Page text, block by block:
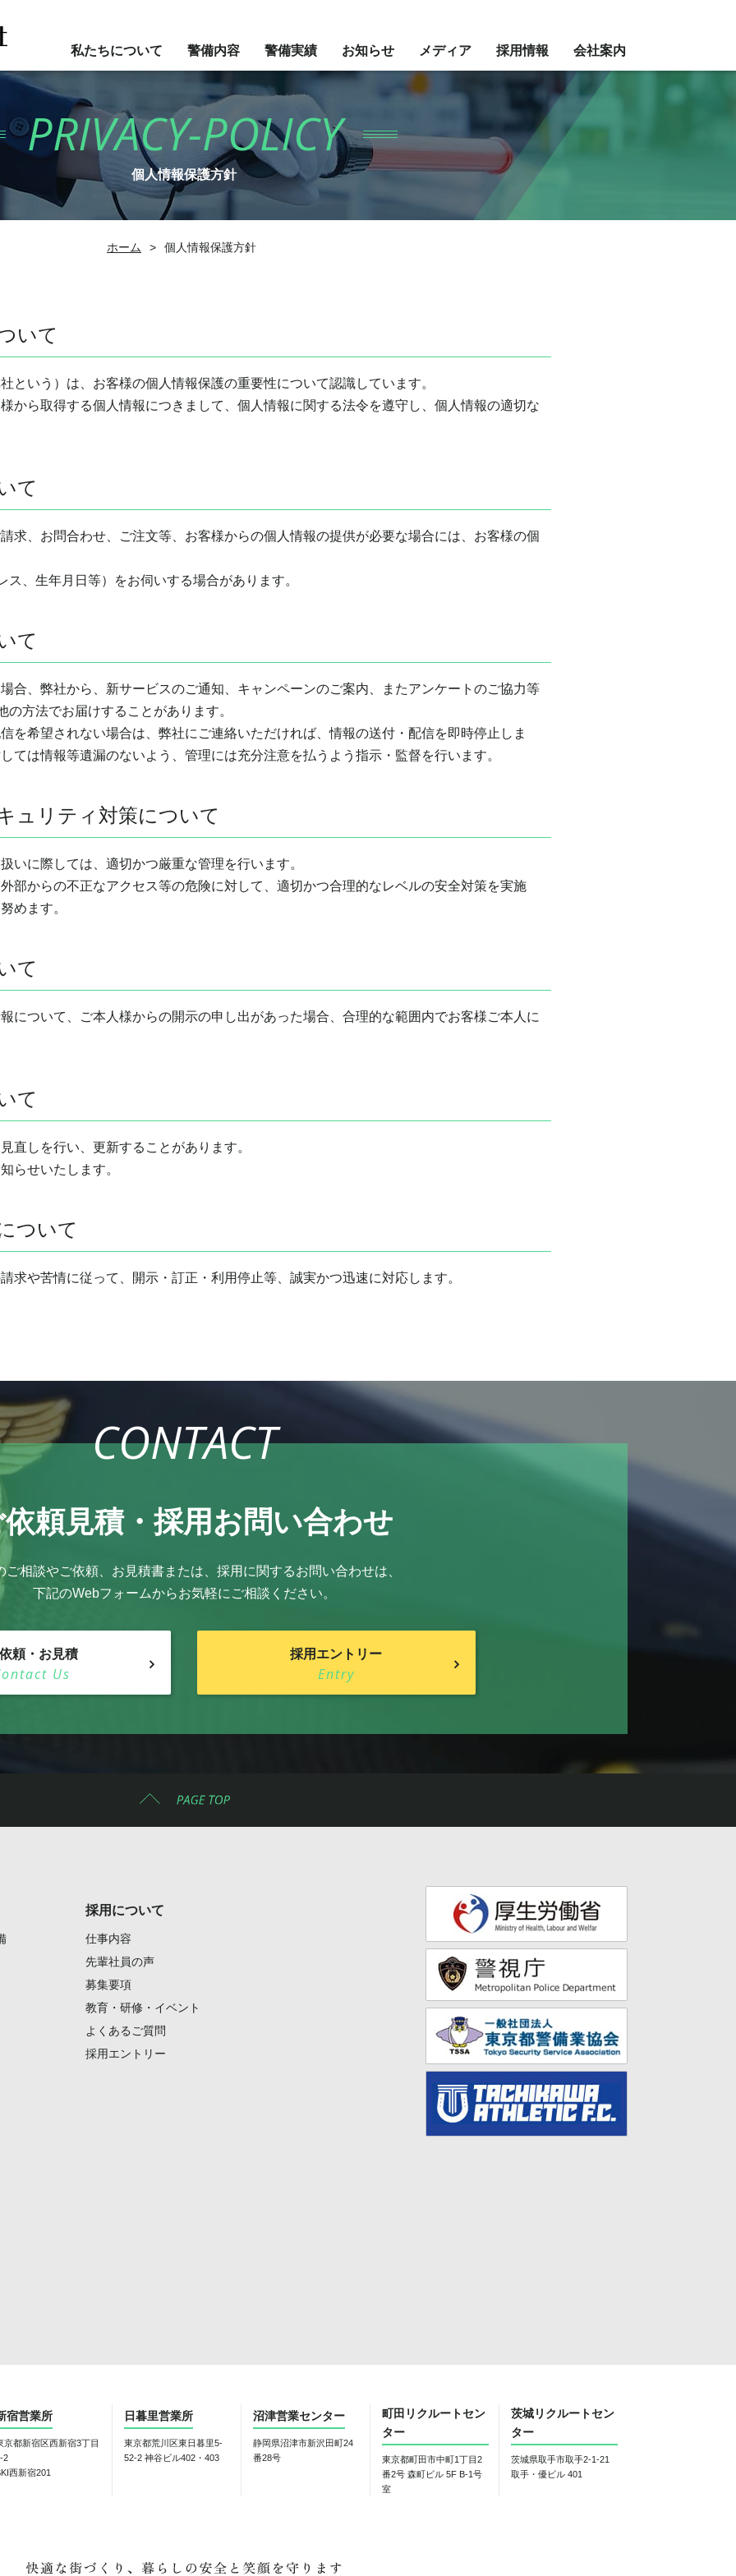
私たちについて 警備内容 警備実績 お知らせ メディア 採用情報 会社案内
PRIVACY-POLICY
個人情報保護方針
ホーム > 個人情報保護方針
いて
という）は、お客様の個人情報保護の重要性について認識しています。
から取得する個人情報につきまして、個人情報に関する法令を遵守し、個人情報の適切な
て
求、お問合わせ、ご注文等、お客様からの個人情報の提供が必要な場合には、お客様の個
、生年月日等）をお伺いする場合があります。
て
合、弊社から、新サービスのご通知、キャンペーンのご案内、またアンケートのご協力等
方法でお届けすることがあります。
を希望されない場合は、弊社にご連絡いただければ、情報の送付・配信を即時停止しま
ては情報等遺漏のないよう、管理には充分注意を払うよう指示・監督を行います。
ュリティ対策について
いに際しては、適切かつ厳重な管理を行います。
部からの不正なアクセス等の危険に対して、適切かつ合理的なレベルの安全対策を実施
めます。
て
について、ご本人様からの開示の申し出があった場合、合理的な範囲内でお客様ご本人に
て
直しを行い、更新することがあります。
らせいたします。
ついて
求や苦情に従って、開示・訂正・利用停止等、誠実かつ迅速に対応します。
CONTACT
頼見積・ 採用お問い合わせ
ご相談やご依頼、お見積書または、採用に関するお問い合わせは、
下記のWebフォームからお気軽にご相談ください。
頼・お見積
Us
採用エントリー
Entry
採用について
仕事内容
先輩社員の声
募集要項
教育・研修・イベント
よくあるご質問
採用エントリー
宿営業所
京都新宿区西新宿3丁目
2
西新宿201
日暮里営業所
東京都荒川区東日暮里5-
52-2 神谷ビル402・403
沼津営業センター
静岡県沼津市新沢田町24
番28号
町田リクルートセン
ター
東京都町田市中町1丁目2
番2号 森町ビル 5F B-1号
室
茨城リクルートセン
ター
茨城県取手市取手2-1-21
取手・優ビル 401